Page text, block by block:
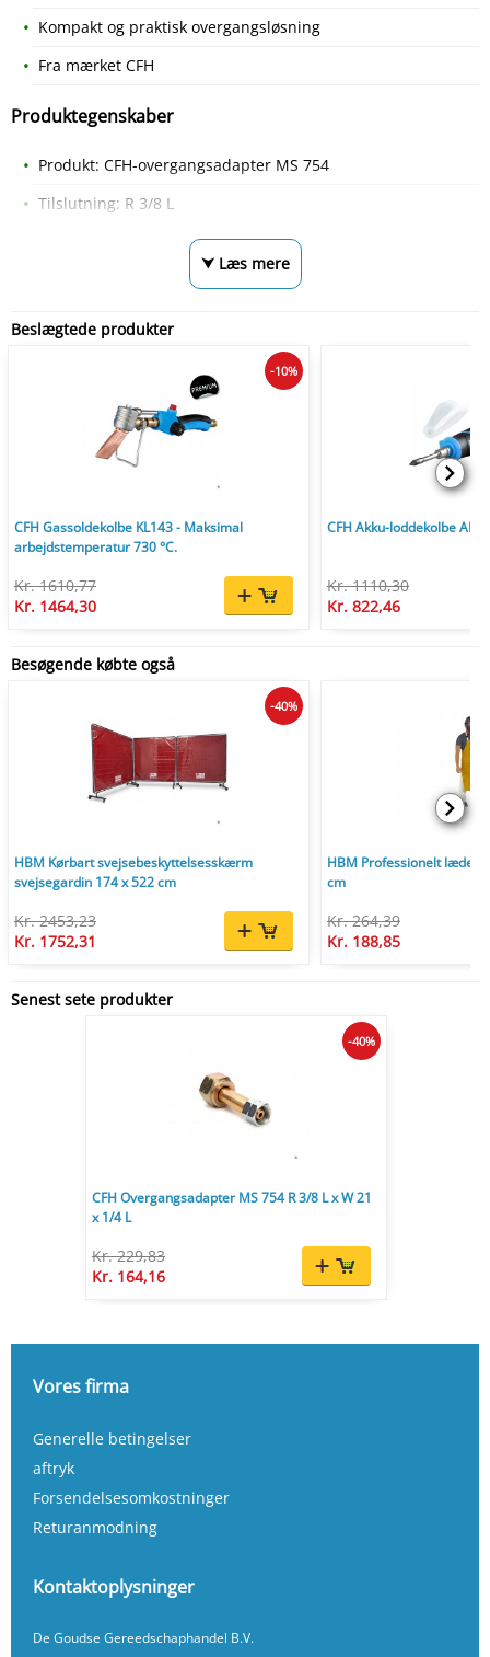
Kompakt og praktisk overgangsløsning
Fra mærket CFH
Produktegenskaber
Produkt: CFH-overgangsadapter MS 754
Tilslutning: R 3/8 L
⮟ Læs mere
Beslægtede produkter
CFH Gassoldekolbe KL143 - Maksimal
arbejdstemperatur 730 °C.
Kr. 1610,77
Kr. 1464,30
-10%
CFH Akku-loddekolbe
Kr. 1110,30
Kr. 822,46
Besøgende købte også
HBM Kørbart svejsebeskyttelsesskærm
svejsegardin 174 x 522 cm
Kr. 2453,23
Kr. 1752,31
-40%
HBM Professionelt læder
cm
Kr. 264,39
Kr. 188,85
Senest sete produkter
CFH Overgangsadapter MS 754 R 3/8 L x W 21
x 1/4 L
Kr. 229,83
Kr. 164,16
-40%
Vores firma
Generelle betingelser
aftryk
Forsendelsesomkostninger
Returanmodning
Kontaktoplysninger
De Goudse Gereedschaphandel B.V.